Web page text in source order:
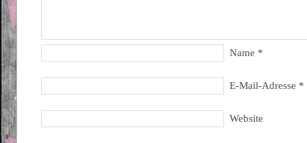
Name *
E-Mail-Adresse *
Website